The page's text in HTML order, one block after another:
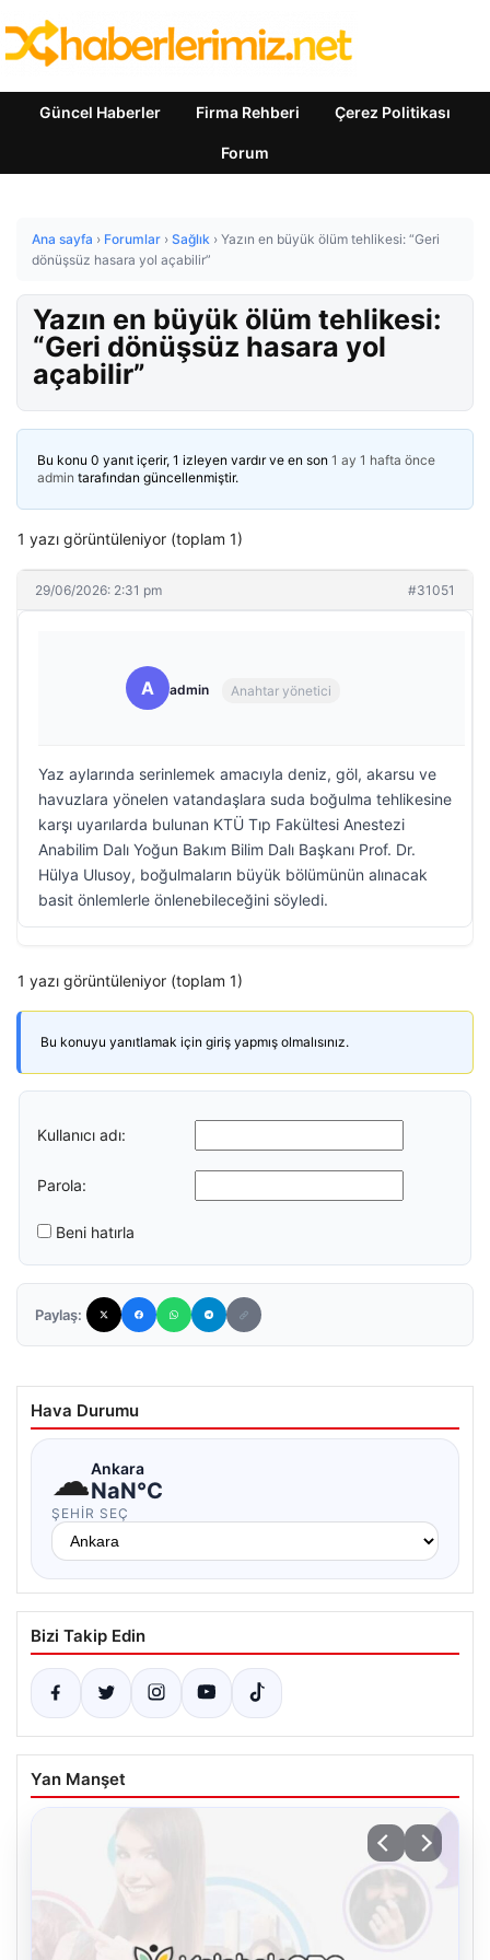
Güncel Haberler Firma Rehberi Çerez Politikası
Forum
Ana sayfa › Forumlar › Sağlık › Yazın en büyük ölüm tehlikesi: “Geri
dönüşsüz hasara yol açabilir”
Yazın en büyük ölüm tehlikesi:
“Geri dönüşsüz hasara yol
açabilir”
Bu konu 0 yanıt içerir, 1 izleyen vardır ve en son 1 ay 1 hafta önce
admin tarafından güncellenmiştir.
1 yazı görüntüleniyor (toplam 1)
29/06/2026: 2:31 pm #31051
A admin Anahtar yönetici
Yaz aylarında serinlemek amacıyla deniz, göl, akarsu ve
havuzlara yönelen vatandaşlara suda boğulma tehlikesine
karşı uyarılarda bulunan KTÜ Tıp Fakültesi Anestezi
Anabilim Dalı Yoğun Bakım Bilim Dalı Başkanı Prof. Dr.
Hülya Ulusoy, boğulmaların büyük bölümünün alınacak
basit önlemlerle önlenebileceğini söyledi.
1 yazı görüntüleniyor (toplam 1)
Bu konuyu yanıtlamak için giriş yapmış olmalısınız.
Kullanıcı adı:
Parola:
Beni hatırla
Paylaş:
Hava Durumu
☁Ankara
NaN°C
ŞEHIR SEÇ
Bizi Takip Edin
Yan Manşet